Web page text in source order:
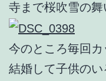
寺まで桜吹雪の舞
今のところ毎回
結婚して子供の